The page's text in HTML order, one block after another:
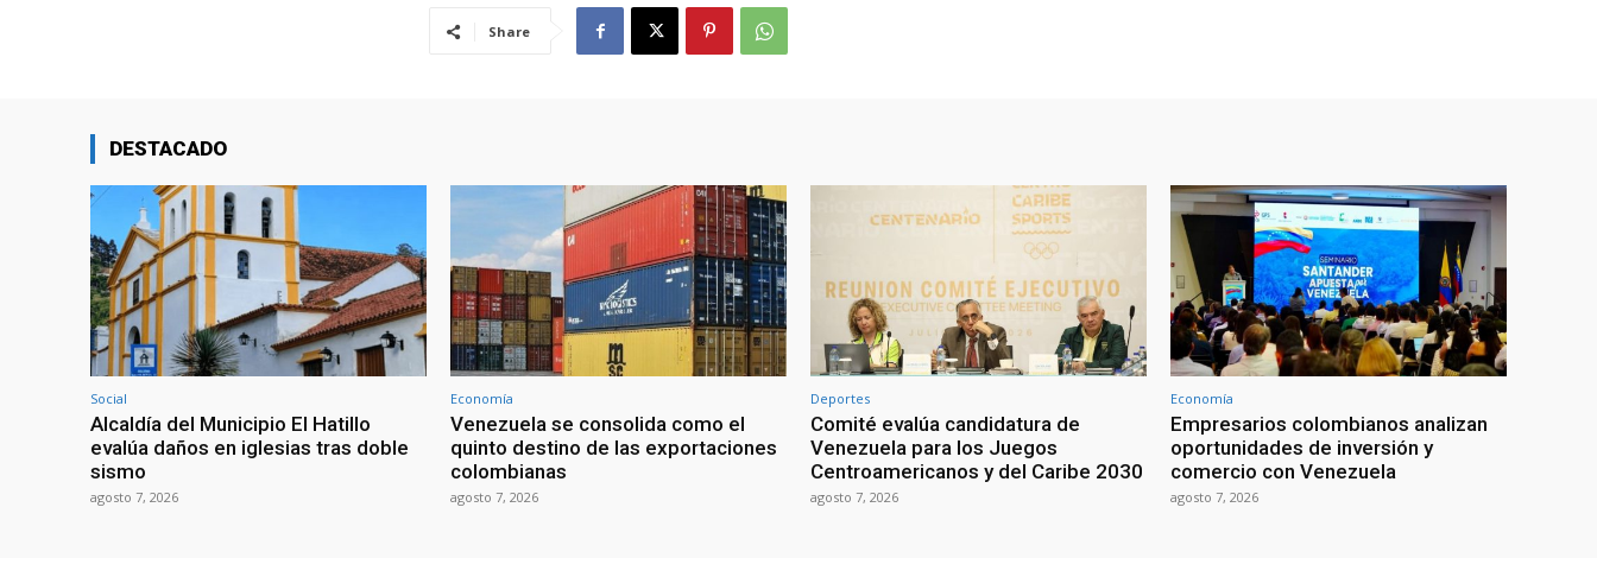
Share
DESTACADO
Social
Alcaldía del Municipio El Hatillo
evalúa daños en iglesias tras doble
sismo
agosto 7, 2026
Economía
Venezuela se consolida como el
quinto destino de las exportaciones
colombianas
agosto 7, 2026
Deportes
Comité evalúa candidatura de
Venezuela para los Juegos
Centroamericanos y del Caribe 2030
agosto 7, 2026
Economía
Empresarios colombianos analizan
oportunidades de inversión y
comercio con Venezuela
agosto 7, 2026